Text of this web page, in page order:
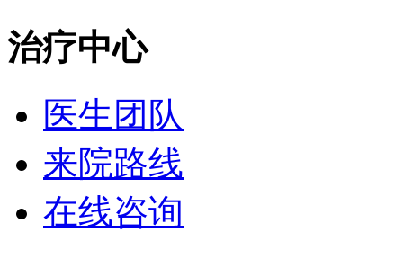
治疗中心
医生团队
来院路线
在线咨询